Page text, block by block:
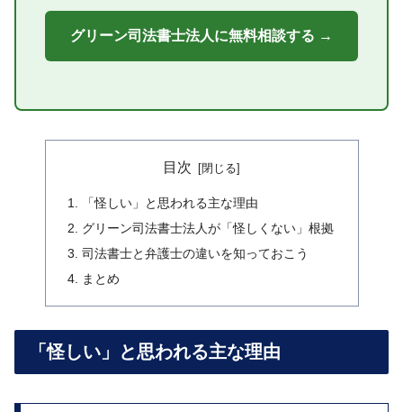
グリーン司法書士法人に無料相談する →
目次
「怪しい」と思われる主な理由
グリーン司法書士法人が「怪しくない」根拠
司法書士と弁護士の違いを知っておこう
まとめ
「怪しい」と思われる主な理由